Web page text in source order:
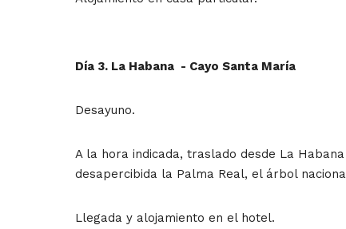
Día 3. La Habana - Cayo Santa María
Desayuno.
A la hora indicada, traslado desde La
desapercibida la Palma Real, el árbol
Llegada y alojamiento en el hotel.